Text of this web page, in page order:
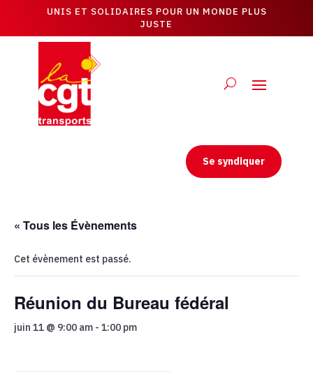
UNIS ET SOLIDAIRES POUR UN MONDE PLUS
JUSTE
Se syndiquer
« Tous les Évènements
Cet évènement est passé.
Réunion du Bureau fédéral
juin 11 @ 9:00 am - 1:00 pm